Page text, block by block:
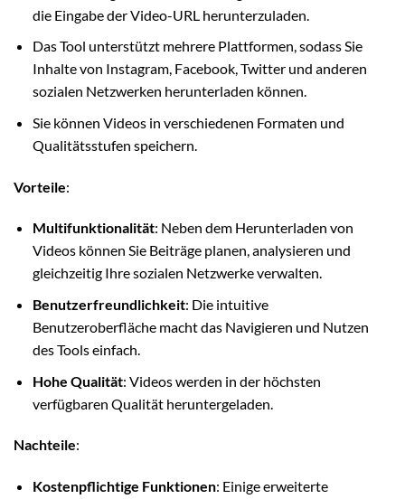
die Eingabe der Video-URL herunterzuladen.
Das Tool unterstützt mehrere Plattformen, sodass Sie
Inhalte von Instagram, Facebook, Twitter und anderen
sozialen Netzwerken herunterladen können.
Sie können Videos in verschiedenen Formaten und
Qualitätsstufen speichern.
Vorteile:
Multifunktionalität: Neben dem Herunterladen von
Videos können Sie Beiträge planen, analysieren und
gleichzeitig Ihre sozialen Netzwerke verwalten.
Benutzerfreundlichkeit: Die intuitive
Benutzeroberfläche macht das Navigieren und Nutzen
des Tools einfach.
Hohe Qualität: Videos werden in der höchsten
verfügbaren Qualität heruntergeladen.
Nachteile:
Kostenpflichtige Funktionen: Einige erweiterte